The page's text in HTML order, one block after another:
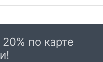
курьером до
по карте